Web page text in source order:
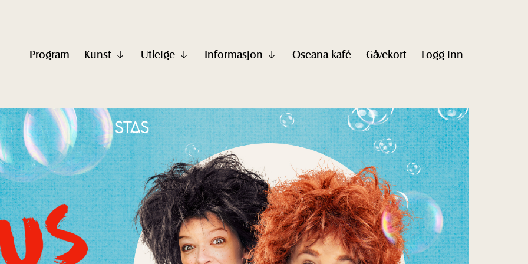
Program Kunst
Vis
Utleige
Vis
Informasjon
Vis
Oseana kafé Gåvekort Logg inn